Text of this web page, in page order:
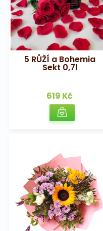
5 RŮŽÍ a Bohemia
Sekt 0,7l
619 Kč